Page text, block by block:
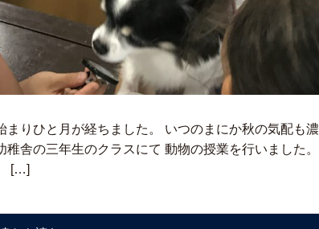
りひと月が経ちました。 いつのまにか秋の気配も濃
舎の三年生のクラスにて 動物の授業を行いました。
[…]